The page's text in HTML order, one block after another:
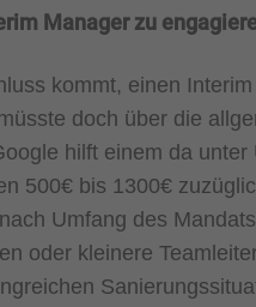
Manager zu
kommt, einen
doch über die
hilft einem da
500€ bis 1300€
Umfang des
oder kleinere